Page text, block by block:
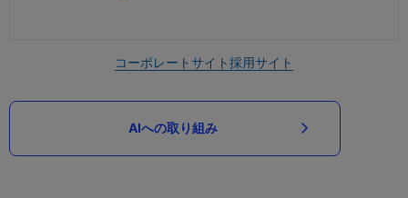
コーポレートサイト採用サイト
AIへの取り組み